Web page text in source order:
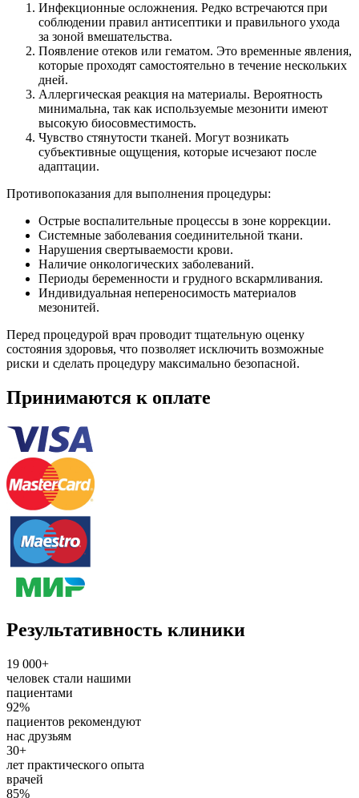
Инфекционные осложнения. Редко встречаются при
соблюдении правил антисептики и правильного ухода
за зоной вмешательства.
Появление отеков или гематом. Это временные явления,
которые проходят самостоятельно в течение нескольких
дней.
Аллергическая реакция на материалы. Вероятность
минимальна, так как используемые мезонити имеют
высокую биосовместимость.
Чувство стянутости тканей. Могут возникать
субъективные ощущения, которые исчезают после
адаптации.
Противопоказания для выполнения процедуры:
Острые воспалительные процессы в зоне коррекции.
Системные заболевания соединительной ткани.
Нарушения свертываемости крови.
Наличие онкологических заболеваний.
Периоды беременности и грудного вскармливания.
Индивидуальная непереносимость материалов
мезонитей.
Перед процедурой врач проводит тщательную оценку
состояния здоровья, что позволяет исключить возможные
риски и сделать процедуру максимально безопасной.
Принимаются к оплате
Результативность клиники
19 000+
человек стали нашими
пациентами
92%
пациентов рекомендуют
нас друзьям
30+
лет практического опыта
врачей
85%